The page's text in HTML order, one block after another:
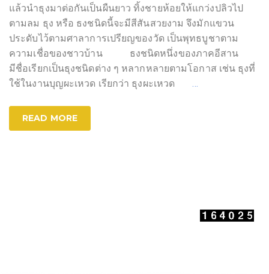
แล้วนำธุงมาต่อกันเป็นผืนยาว ทิ้งชายห้อยให้แกว่งปลิวไป
ตามลม ธุง หรือ ธงชนิดนี้จะมีสีสันสวยงาม จึงมักแขวน
ประดับไว้ตามศาลาการเปรียญของวัด เป็นพุทธบูชาตาม
ความเชื่อของชาวบ้าน ธงชนิดหนึ่งของภาคอีสาน
มีชื่อเรียกเป็นธุงชนิดต่าง ๆ หลากหลายตามโอกาส เช่น ธุงที่
ใช้ในงานบุญผะเหวด เรียกว่า ธุงผะเหวด …
READ MORE